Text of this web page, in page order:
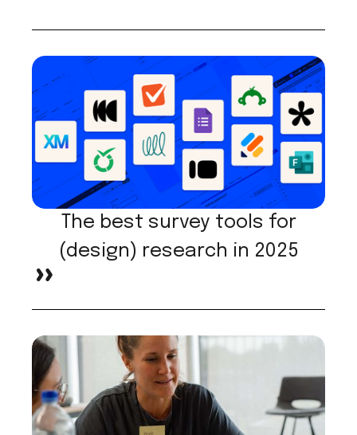
The best survey tools for
(design) research in 2025
>